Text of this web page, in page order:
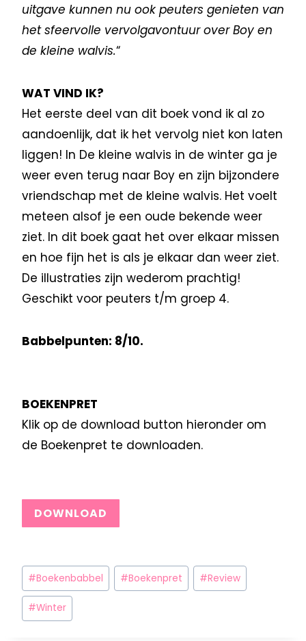
uitgave kunnen nu ook peuters genieten van
het sfeervolle vervolgavontuur over Boy en
de kleine walvis.“
WAT VIND IK?
Het eerste deel van dit boek vond ik al zo
aandoenlijk, dat ik het vervolg niet kon laten
liggen! In De kleine walvis in de winter ga je
weer even terug naar Boy en zijn bijzondere
vriendschap met de kleine walvis. Het voelt
meteen alsof je een oude bekende weer
ziet. In dit boek gaat het over elkaar missen
en hoe fijn het is als je elkaar dan weer ziet.
De illustraties zijn wederom prachtig!
Geschikt voor peuters t/m groep 4.
Babbelpunten: 8/10.
BOEKENPRET
Klik op de download button hieronder om
de Boekenpret te downloaden.
DOWNLOAD
#Boekenbabbel #Boekenpret #Review
#Winter